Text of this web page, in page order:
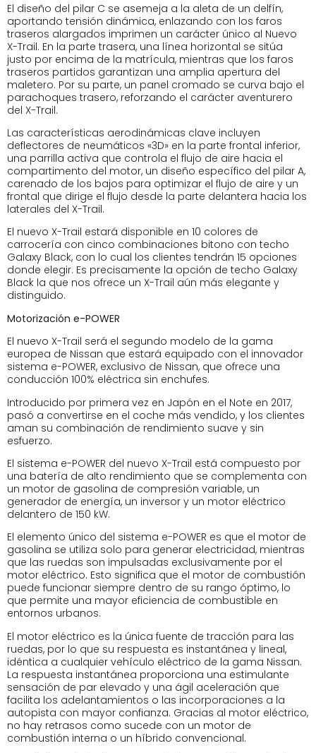
El diseño del pilar C se asemeja a la aleta de un delfín,
aportando tensión dinámica, enlazando con los faros
traseros alargados imprimen un carácter único al Nuevo
X-Trail. En la parte trasera, una línea horizontal se sitúa
justo por encima de la matrícula, mientras que los faros
traseros partidos garantizan una amplia apertura del
maletero. Por su parte, un panel cromado se curva bajo el
parachoques trasero, reforzando el carácter aventurero
del X-Trail.
Las características aerodinámicas clave incluyen
deflectores de neumáticos «3D» en la parte frontal inferior,
una parrilla activa que controla el flujo de aire hacia el
compartimento del motor, un diseño específico del pilar A,
carenado de los bajos para optimizar el flujo de aire y un
frontal que dirige el flujo desde la parte delantera hacia los
laterales del X-Trail.
El nuevo X-Trail estará disponible en 10 colores de
carrocería con cinco combinaciones bitono con techo
Galaxy Black, con lo cual los clientes tendrán 15 opciones
donde elegir. Es precisamente la opción de techo Galaxy
Black la que nos ofrece un X-Trail aún más elegante y
distinguido.
Motorización e-POWER
El nuevo X-Trail será el segundo modelo de la gama
europea de Nissan que estará equipado con el innovador
sistema e-POWER, exclusivo de Nissan, que ofrece una
conducción 100% eléctrica sin enchufes.
Introducido por primera vez en Japón en el Note en 2017,
pasó a convertirse en el coche más vendido, y los clientes
aman su combinación de rendimiento suave y sin
esfuerzo.
El sistema e-POWER del nuevo X-Trail está compuesto por
una batería de alto rendimiento que se complementa con
un motor de gasolina de compresión variable, un
generador de energía, un inversor y un motor eléctrico
delantero de 150 kW.
El elemento único del sistema e-POWER es que el motor de
gasolina se utiliza solo para generar electricidad, mientras
que las ruedas son impulsadas exclusivamente por el
motor eléctrico. Esto significa que el motor de combustión
puede funcionar siempre dentro de su rango óptimo, lo
que permite una mayor eficiencia de combustible en
entornos urbanos.
El motor eléctrico es la única fuente de tracción para las
ruedas, por lo que su respuesta es instantánea y lineal,
idéntica a cualquier vehículo eléctrico de la gama Nissan.
La respuesta instantánea proporciona una estimulante
sensación de par elevado y una ágil aceleración que
facilita los adelantamientos o las incorporaciones a la
autopista con mayor confianza. Gracias al motor eléctrico,
no hay retrasos como sucede con un motor de
combustión interna o un híbrido convencional.